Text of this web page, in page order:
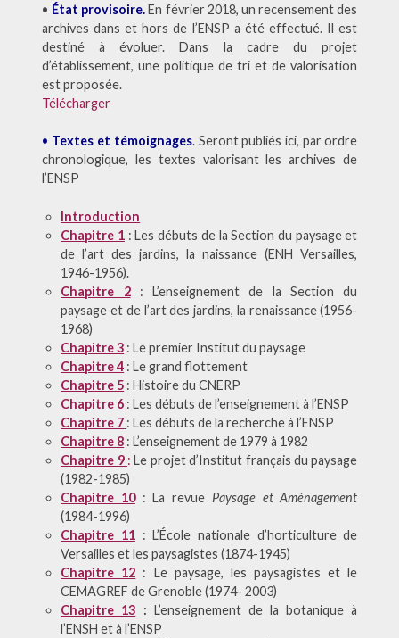
• État provisoire.En février 2018, un recensement des
archives dans et hors de l’ENSP a été effectué. Il est
destiné à évoluer. Dans la cadre du projet
d’établissement, une politique de tri et de valorisation
est proposée.
Télécharger
• Textes et témoignages. Seront publiés ici, par ordre
chronologique, les textes valorisant les archives de
l’ENSP
Introduction
Chapitre 1: Les débuts de la Section du paysage et
de l’art des jardins, la naissance (ENH Versailles,
1946-1956).
Chapitre 2: L’enseignement de la Section du
paysage et de l’art des jardins, la renaissance (1956-
1968)
Chapitre 3 : Le premier Institut du paysage
Chapitre 4 : Le grand flottement
Chapitre 5 : Histoire du CNERP
Chapitre 6 : Les débuts de l’enseignement à l’ENSP
Chapitre 7 : Les débuts de la recherche à l’ENSP
Chapitre 8 : L’enseignement de 1979 à 1982
Chapitre 9 : Le projet d’Institut français du paysage
(1982-1985)
Chapitre 10: La revue Paysage et Aménagement
(1984-1996)
Chapitre 11: L’École nationale d’horticulture de
Versailles et les paysagistes (1874-1945)
Chapitre 12 : Le paysage, les paysagistes et le
CEMAGREF de Grenoble (1974- 2003)
Chapitre 13 : L’enseignement de la botanique à
l’ENSH et à l’ENSP